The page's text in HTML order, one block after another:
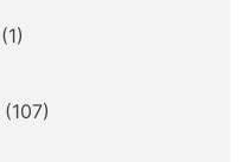
(1)
(107)